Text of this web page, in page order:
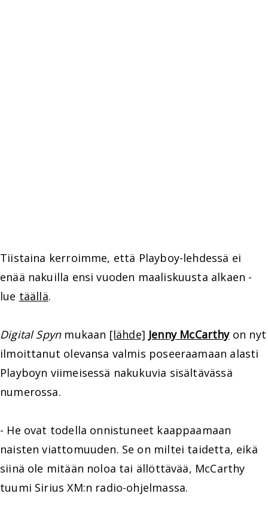
Tiistaina kerroimme, että Playboy-lehdessä ei
enää nakuilla ensi vuoden maaliskuusta alkaen -
lue täällä.
Digital Spynmukaan [lähde] Jenny McCarthyon nyt
ilmoittanut olevansa valmis poseeraamaan alasti
Playboyn viimeisessä nakukuvia sisältävässä
numerossa.
- He ovat todella onnistuneet kaappaamaan
naisten viattomuuden. Se on miltei taidetta, eikä
siinä ole mitään noloa tai ällöttävää, McCarthy
tuumi Sirius XM:n radio-ohjelmassa.